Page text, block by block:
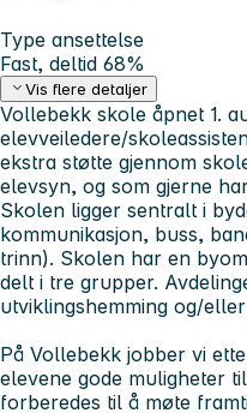
Type ansettelse
Fast, deltid 68%
Vis flere detaljer
Vollebekk skole åpnet 1.
elevveiledere/
ekstra støtte gjennom
elevsyn, og som gjerne
Skolen ligger sentralt i
kommunikasjon, buss,
trinn). Skolen har en
delt i tre grupper.
utviklingshemming og/
På Vollebekk jobber vi
elevene gode muligheter
forberedes til å møte